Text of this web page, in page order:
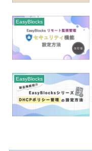
EasyBlocks
EasyBlocks